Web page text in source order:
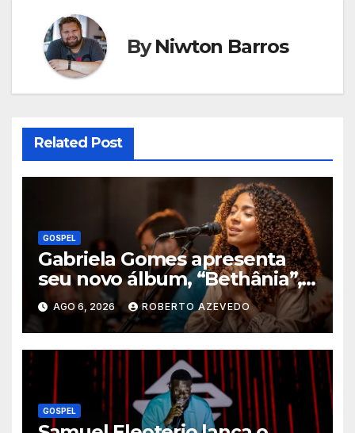
ByNiwton Barros
Related Post
GOSPEL
Gabriela Gomes apresenta
seu novo álbum, “Bethânia”,
e o clipe de “Manso e
Humilde”, com a participação
de Jessé Perão
AGO 6, 2026 ROBERTO AZEVEDO
GOSPEL